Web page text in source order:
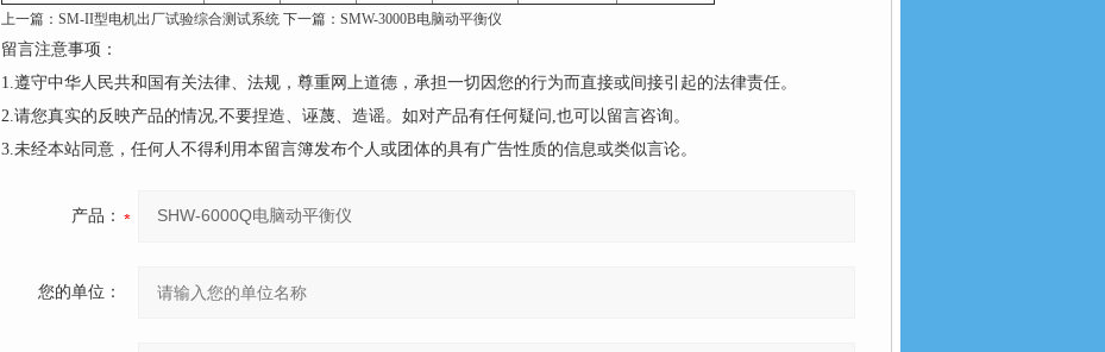
上一篇： SM-II型电机出厂试验综合测试系统 下一篇： SMW-3000B电脑动平衡仪
留言注意事项：
1.遵守中华人民共和国有关法律、法规，尊重网上道德，承担一切因您的行为而直接或间接引起的法律责任。
2.请您真实的反映产品的情况,不要捏造、诬蔑、造谣。如对产品有任何疑问,也可以留言咨询。
3.未经本站同意，任何人不得利用本留言簿发布个人或团体的具有广告性质的信息或类似言论。
产品：
您的单位：